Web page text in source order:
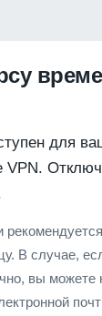
для
VPN.
В случае,
вы можете